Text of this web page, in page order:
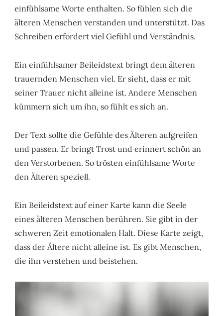
einfühlsame Worte enthalten. So fühlen sich die
älteren Menschen verstanden und unterstützt. Das
Schreiben erfordert viel Gefühl und Verständnis.
Ein einfühlsamer Beileidstext bringt dem älteren
trauernden Menschen viel. Er sieht, dass er mit
seiner Trauer nicht alleine ist. Andere Menschen
kümmern sich um ihn, so fühlt es sich an.
Der Text sollte die Gefühle des Älteren aufgreifen
und passen. Er bringt Trost und erinnert schön an
den Verstorbenen. So trösten einfühlsame Worte
den Älteren speziell.
Ein Beileidstext auf einer Karte kann die Seele
eines älteren Menschen berühren. Sie gibt in der
schweren Zeit emotionalen Halt. Diese Karte zeigt,
dass der Ältere nicht alleine ist. Es gibt Menschen,
die ihn verstehen und beistehen.